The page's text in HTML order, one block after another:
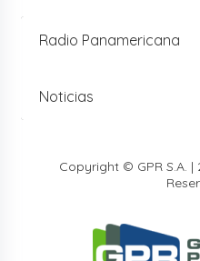
Radio Panamericana
Noticias
Copyright © GPR S.A.